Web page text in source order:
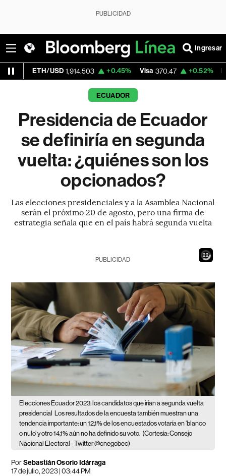
PUBLICIDAD
Ingresar
1,914.503 +0.45% Visa 370.47 +0.52% MercadoLibre
ECUADOR
Presidencia de Ecuador
se definiría en segunda
vuelta: ¿quiénes son los
opcionados?
Las elecciones presidenciales y a la Asamblea Nacional
serán el próximo 20 de agosto, pero una firma de
estrategia señala que en el país habrá segunda vuelta
20
PUBLICIDAD
Elecciones Ecuador 2023: los candidatos que irían a segunda vuelta
presidencial Los resultados de la encuesta también muestran una
tendencia importante: un 12,1% de los encuestados votaría en ‘blanco
o nulo’ y otro 14,1% aún no ha definido su voto. (Cortesía: Consejo
Nacional Electoral - Twitter @cnegobec)
PorSebastián Osorio Idárraga
17 de julio, 2023 | 03:44 PM